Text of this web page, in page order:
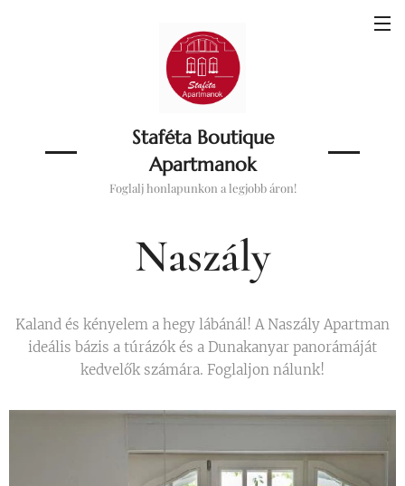
Staféta Boutique
Apartmanok
Foglalj honlapunkon a legjobb áron!
Naszály
Kaland és kényelem a hegy lábánál! A Naszály Apartman
ideális bázis a túrázók és a Dunakanyar panorámáját
kedvelők számára. Foglaljon nálunk!